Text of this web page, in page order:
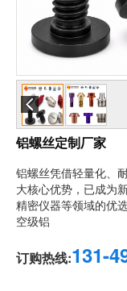
铝螺丝定制厂家
铝螺丝凭借轻量化、
大核心优势，已成为
精密仪器等领域的优
空级铝
订购热线:131-